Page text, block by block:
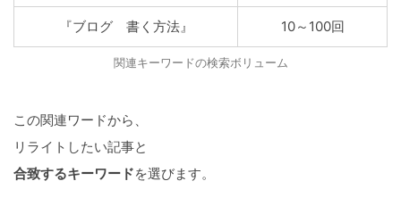
『ブログ 書く方法』 10～100回
関連キーワードの検索ボリューム
この関連ワードから、
リライトしたい記事と
合致するキーワードを選びます。